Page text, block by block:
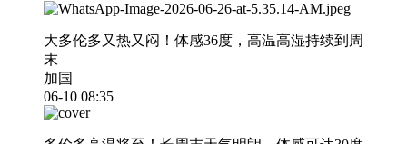
大多伦多又热又闷！体感36度，高温高湿持续到周
末
加国
06-10 08:35